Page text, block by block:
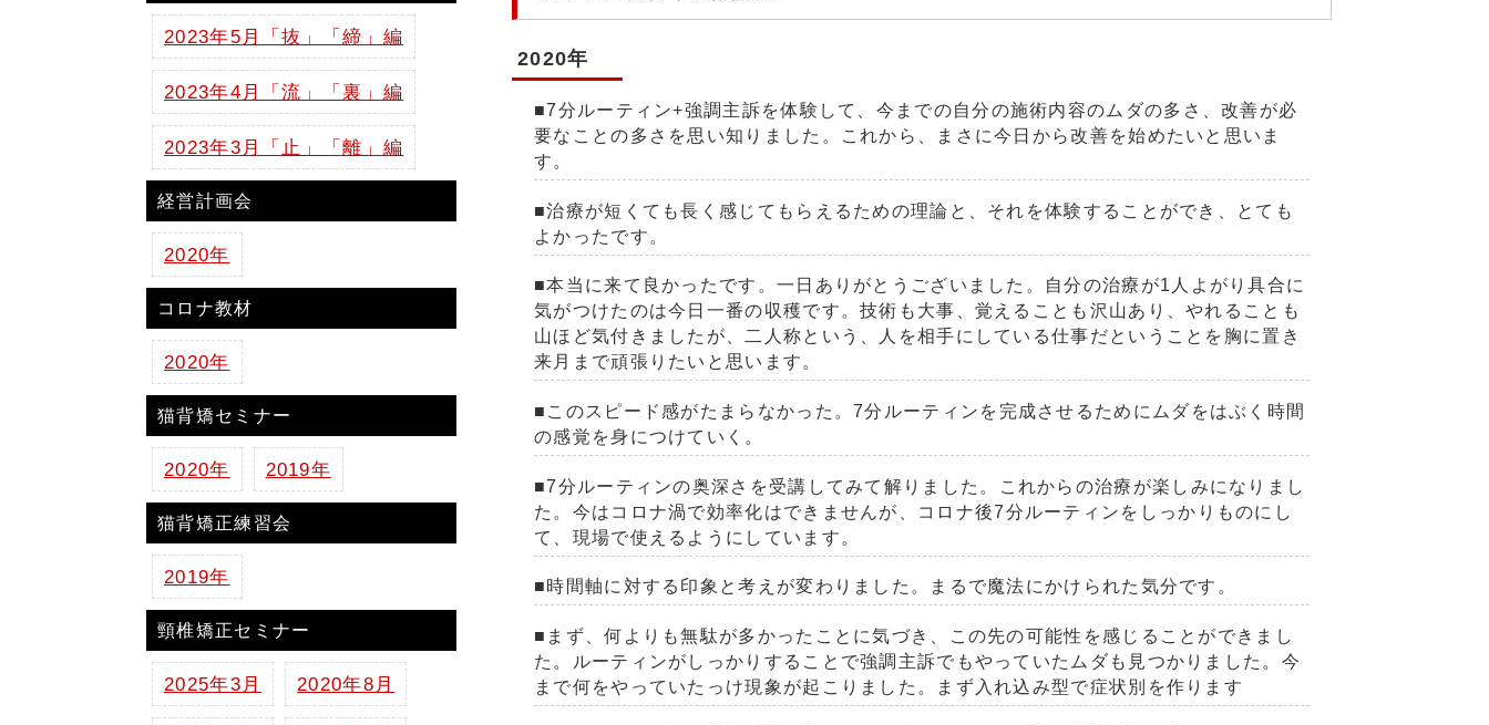
2023年5月「抜」「締」編
2023年4月「流」「裏」編
2023年3月「止」「離」編
経営計画会
2020年
コロナ教材
2020年
猫背矯セミナー
2020年 2019年
猫背矯正練習会
2019年
頸椎矯正セミナー
2025年3月 2020年8月
2020年
■7分ルーティン+強調主訴を体験して、今までの自分の施術内容のムダの多さ、改善が必
要なことの多さを思い知りました。これから、まさに今日から改善を始めたいと思いま
す。
■治療が短くても長く感じてもらえるための理論と、それを体験することができ、とても
よかったです。
■本当に来て良かったです。一日ありがとうございました。自分の治療が1 人よがり具合に
気がつけたのは今日一番の収穫です。技術も大事、覚えることも沢山あり、やれることも
山ほど気付きましたが、二人称という、人を相手にしている仕事だということを胸に置き
来月まで頑張りたいと思います。
■このスピード感がたまらなかった。7分ルーティンを完成させるためにムダをはぶく時間
の感覚を身につけていく。
■7分ルーティンの奥深さを受講してみて解りました。これからの治療が楽しみになりまし
た。今はコロナ渦で効率化はできませんが、コロナ後7分ルーティンをしっかりものにし
て、現場で使えるようにしています。
■時間軸に対する印象と考えが変わりました。まるで魔法にかけられた気分です。
■まず、何よりも無駄が多かったことに気づき、この先の可能性を感じることができまし
た。ルーティンがしっかりすることで強調主訴でもやっていたムダも見つかりました。今
まで何をやっていたっけ現象が起こりました。まず入れ込み型で症状別を作ります